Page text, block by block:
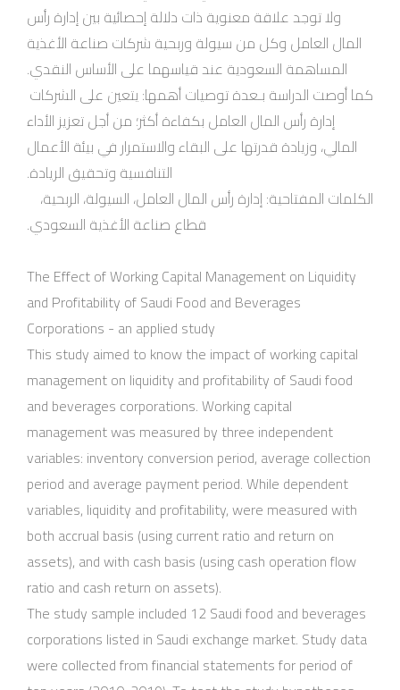
ولا توجد علاقة معنوية ذات دلالة إحصائية بين إدارة رأس
المال العامل وكل من سيولة وربحية شركات صناعة الأغذية
المساهمة السعودية عند قياسهما على الأساس النقدي.
كما أوصت الدراسة بـعدة توصيات أهمها: يتعين على الشركات
إدارة رأس المال العامل بكفاءة أكثر؛ من أجل تعزيز الأداء
المالي، وزيادة قدرتها على البقاء والاستمرار في بيئة الأعمال
التنافسية وتحقيق الريادة.
الكلمات المفتاحية: إدارة رأس المال العامل، السيولة، الربحية،
قطاع صناعة الأغذية السعودي.
The Effect of Working Capital Management on Liquidity
and Profitability of Saudi Food and Beverages
Corporations - an applied study
This study aimed to know the impact of working capital
management on liquidity and profitability of Saudi food
and beverages corporations. Working capital
management was measured by three independent
variables: inventory conversion period, average collection
period and average payment period. While dependent
variables, liquidity and profitability, were measured with
both accrual basis (using current ratio and return on
assets), and with cash basis (using cash operation flow
ratio and cash return on assets).
The study sample included 12 Saudi food and beverages
corporations listed in Saudi exchange market. Study data
were collected from financial statements for period of